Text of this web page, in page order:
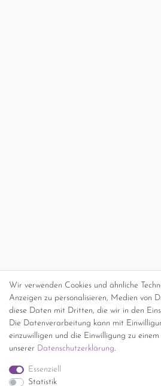
Wir verwenden Cookies und ähnliche
Anzeigen zu personalisieren, Medien von
diese Daten mit Dritten, die wir in den
Die Datenverarbeitung kann mit
einzuwilligen und die Einwilligung zu
unserer Daten­schutz­erklärung.
Essenziell
Statistik